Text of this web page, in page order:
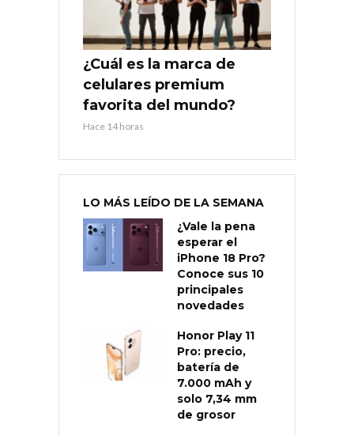
¿Cuál es la marca de
celulares premium
favorita del mundo?
Hace 14 horas
LO MÁS LEÍDO DE LA SEMANA
¿Vale la pena
esperar el
iPhone 18 Pro?
Conoce sus 10
principales
novedades
Honor Play 11
Pro: precio,
batería de
7.000 mAh y
solo 7,34 mm
de grosor